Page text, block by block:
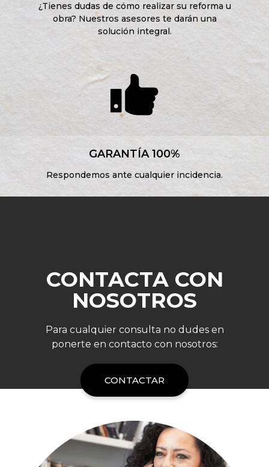
¿Tienes dudas de cómo realizar su reforma u
obra? Nuestros asesores te darán una
solución integral.
GARANTÍA 100%
Respondemos ante cualquier incidencia.
CONTACTA CON
NOSOTROS
Para cualquier consulta no dudes en
ponerte en contacto con nosotros:
CONTACTAR